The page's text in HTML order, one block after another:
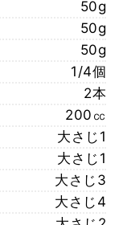
50g
50g
50g
1/4個
2本
200㏄
大さじ1
大さじ1
大さじ3
大さじ4